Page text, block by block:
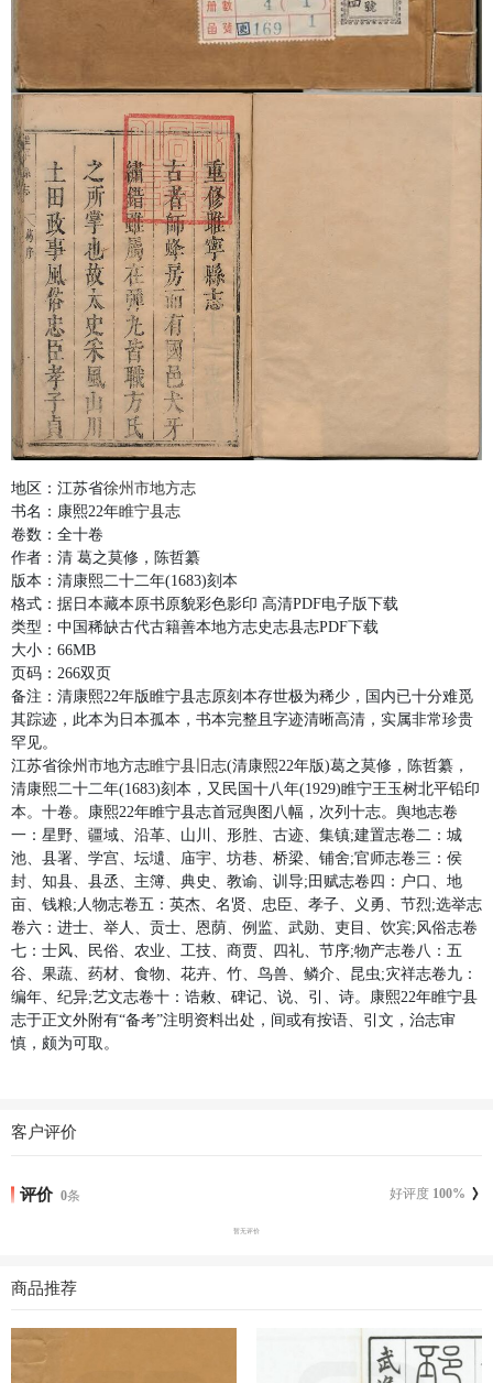
地区：江苏省徐州市地方志
书名：康熙22年睢宁县志
卷数：全十卷
作者：清 葛之莫修，陈哲纂
版本：清康熙二十二年(1683)刻本
格式：据日本藏本原书原貌彩色影印 高清PDF电子版下载
类型：中国稀缺古代古籍善本地方志史志县志PDF下载
大小：66MB
页码：266双页
备注：清康熙22年版睢宁县志原刻本存世极为稀少，国内已十分难觅
其踪迹，此本为日本孤本，书本完整且字迹清晰高清，实属非常珍贵
罕见。
江苏省徐州市地方志睢宁县旧志(清康熙22年版)葛之莫修，陈哲纂，
清康熙二十二年(1683)刻本，又民国十八年(1929)睢宁王玉树北平铅印
本。十卷。康熙22年睢宁县志首冠舆图八幅，次列十志。舆地志卷
一：星野、疆域、沿革、山川、形胜、古迹、集镇;建置志卷二：城
池、县署、学宫、坛壝、庙宇、坊巷、桥梁、铺舍;官师志卷三：侯
封、知县、县丞、主簿、典史、教谕、训导;田赋志卷四：户口、地
亩、钱粮;人物志卷五：英杰、名贤、忠臣、孝子、义勇、节烈;选举志
卷六：进士、举人、贡士、恩荫、例监、武勋、吏目、饮宾;风俗志卷
七：士风、民俗、农业、工技、商贾、四礼、节序;物产志卷八：五
谷、果蔬、药材、食物、花卉、竹、鸟兽、鳞介、昆虫;灾祥志卷九：
编年、纪异;艺文志卷十：诰敕、碑记、说、引、诗。康熙22年睢宁县
志于正文外附有“备考”注明资料出处，间或有按语、引文，治志审
慎，颇为可取。
客户评价
评价 好评度 100%
0条
暂无评价
商品推荐